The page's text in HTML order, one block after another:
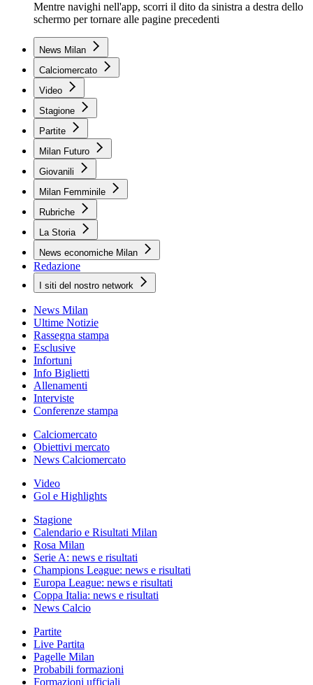
Mentre navighi nell'app, scorri il dito da sinistra a destra dello
schermo per tornare alle pagine precedenti
News Milan
Calciomercato
Video
Stagione
Partite
Milan Futuro
Giovanili
Milan Femminile
Rubriche
La Storia
News economiche Milan
Redazione
I siti del nostro network
News Milan
Ultime Notizie
Rassegna stampa
Esclusive
Infortuni
Info Biglietti
Allenamenti
Interviste
Conferenze stampa
Calciomercato
Obiettivi mercato
News Calciomercato
Video
Gol e Highlights
Stagione
Calendario e Risultati Milan
Rosa Milan
Serie A: news e risultati
Champions League: news e risultati
Europa League: news e risultati
Coppa Italia: news e risultati
News Calcio
Partite
Live Partita
Pagelle Milan
Probabili formazioni
Formazioni ufficiali